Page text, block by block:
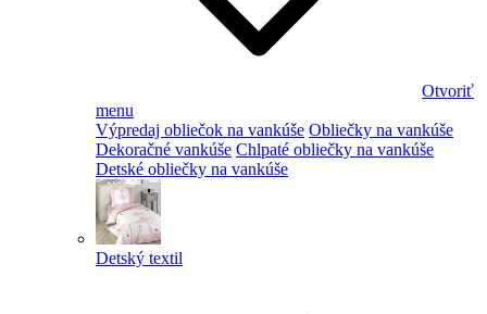
Otvoriť
menu
Výpredaj obliečok na vankúše Obliečky na vankúše
Dekoračné vankúše Chlpaté obliečky na vankúše
Detské obliečky na vankúše
Detský textil